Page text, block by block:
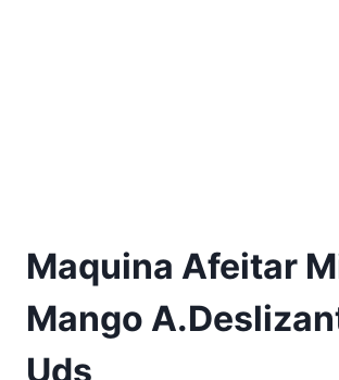
Maquina Afeitar
Mango
Uds